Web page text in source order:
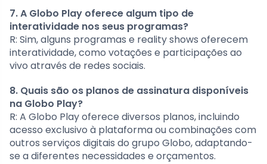
7. A Globo Play oferece algum tipo de
interatividade nos seus programas?
R: Sim, alguns programas e reality shows oferecem
interatividade, como votações e participações ao
vivo através de redes sociais.
8. Quais são os planos de assinatura disponíveis
na Globo Play?
R: A Globo Play oferece diversos planos, incluindo
acesso exclusivo à plataforma ou combinações com
outros serviços digitais do grupo Globo, adaptando-
se a diferentes necessidades e orçamentos.